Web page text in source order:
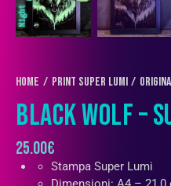
Home PRINT SUPER LUMI
BLACK WOLF –
25.00€
Stampa Super Lumi